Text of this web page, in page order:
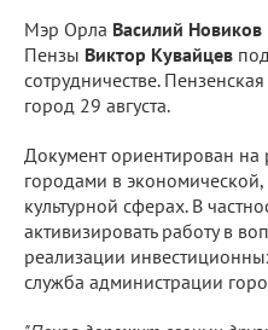
Мэр Орла Василий Новиков
Пензы Виктор Кувайцев
сотрудничестве.
город 29 августа.
Документ ориентирован
городами в
культурной сферах. В
активизировать работу в
реализации
служба администрации